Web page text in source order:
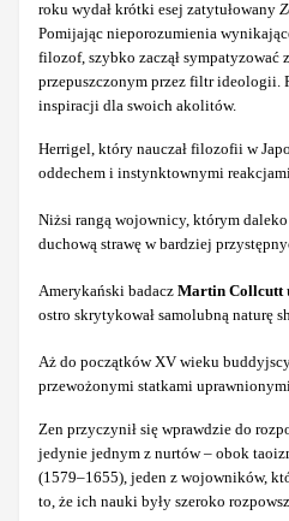
roku wydał krótki esej zatytułowany
Pomijając nieporozumienia
filozof, szybko zaczął sympatyzować
przepuszczonym przez filtr ideologii.
inspiracji dla swoich akolitów.
Herrigel, który nauczał filozofii w
oddechem i instynktownymi
Niżsi rangą wojownicy, którym
duchową strawę w bardziej
Amerykański badacz Martin Collcutt
ostro skrytykował samolubną naturę
Aż do początków XV wieku
przewożonymi statkami
Zen przyczynił się wprawdzie do
jedynie jednym z nurtów – obok
(1579–1655), jeden z wojowników,
to, że ich nauki były szeroko